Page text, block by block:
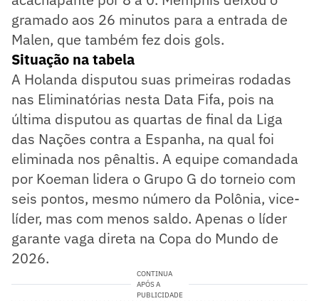
gramado aos 26 minutos para a entrada de
Malen, que também fez dois gols.
Situação na tabela
A Holanda disputou suas primeiras rodadas
nas Eliminatórias nesta Data Fifa, pois na
última disputou as quartas de final da Liga
das Nações contra a Espanha, na qual foi
eliminada nos pênaltis. A equipe comandada
por Koeman lidera o Grupo G do torneio com
seis pontos, mesmo número da Polônia, vice-
líder, mas com menos saldo. Apenas o líder
garante vaga direta na Copa do Mundo de
2026.
CONTINUA
APÓS A
PUBLICIDADE